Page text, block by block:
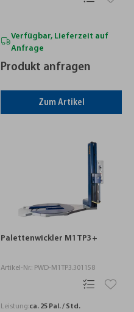
Verfügbar, Lieferzeit auf
Anfrage
Produkt anfragen
Zum Artikel
Palettenwickler M1TP3+
Artikel-Nr.: PWD-M1TP3.301158
Leistung:ca. 25 Pal. / Std.